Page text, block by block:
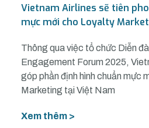
Vietnam Airlines sẽ tiên
mực mới cho Loyalty
Thông qua việc tổ chức Diễn
Engagement Forum 2025,
góp phần định hình chuẩn mực
Marketing tại Việt Nam
Xem thêm >